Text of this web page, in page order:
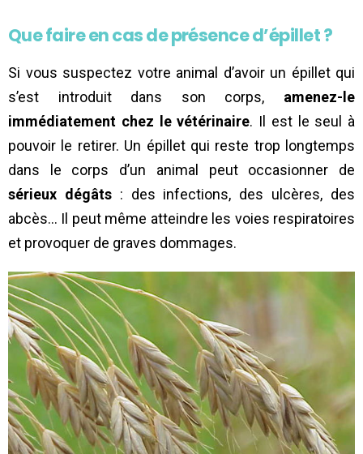
Que faire en cas de présence d’épillet ?
Si vous suspectez votre animal d’avoir un épillet qui
s’est introduit dans son corps, amenez-le
immédiatement chez le vétérinaire. Il est le seul à
pouvoir le retirer. Un épillet qui reste trop longtemps
dans le corps d’un animal peut occasionner de
sérieux dégâts: des infections, des ulcères, des
abcès… Il peut même atteindre les voies respiratoires
et provoquer de graves dommages.